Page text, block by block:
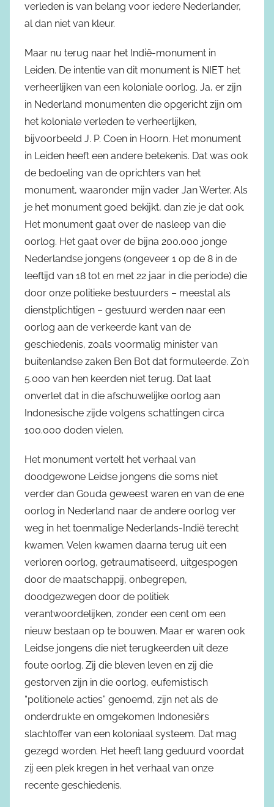
verleden is van belang voor iedere Nederlander,
al dan niet van kleur.
Maar nu terug naar het Indië-monument in
Leiden. De intentie van dit monument is NIET het
verheerlijken van een koloniale oorlog. Ja, er zijn
in Nederland monumenten die opgericht zijn om
het koloniale verleden te verheerlijken,
bijvoorbeeld J. P. Coen in Hoorn. Het monument
in Leiden heeft een andere betekenis. Dat was ook
de bedoeling van de oprichters van het
monument, waaronder mijn vader Jan Werter. Als
je het monument goed bekijkt, dan zie je dat ook.
Het monument gaat over de nasleep van die
oorlog. Het gaat over de bijna 200.000 jonge
Nederlandse jongens (ongeveer 1 op de 8 in de
leeftijd van 18 tot en met 22 jaar in die periode) die
door onze politieke bestuurders – meestal als
dienstplichtigen – gestuurd werden naar een
oorlog aan de verkeerde kant van de
geschiedenis, zoals voormalig minister van
buitenlandse zaken Ben Bot dat formuleerde. Zo’n
5.000 van hen keerden niet terug. Dat laat
onverlet dat in die afschuwelijke oorlog aan
Indonesische zijde volgens schattingen circa
100.000 doden vielen.
Het monument vertelt het verhaal van
doodgewone Leidse jongens die soms niet
verder dan Gouda geweest waren en van de ene
oorlog in Nederland naar de andere oorlog ver
weg in het toenmalige Nederlands-Indië terecht
kwamen. Velen kwamen daarna terug uit een
verloren oorlog, getraumatiseerd, uitgespogen
door de maatschappij, onbegrepen,
doodgezwegen door de politiek
verantwoordelijken, zonder een cent om een
nieuw bestaan op te bouwen. Maar er waren ook
Leidse jongens die niet terugkeerden uit deze
foute oorlog. Zij die bleven leven en zij die
gestorven zijn in die oorlog, eufemistisch
“politionele acties” genoemd, zijn net als de
onderdrukte en omgekomen Indonesiërs
slachtoffer van een koloniaal systeem. Dat mag
gezegd worden. Het heeft lang geduurd voordat
zij een plek kregen in het verhaal van onze
recente geschiedenis.